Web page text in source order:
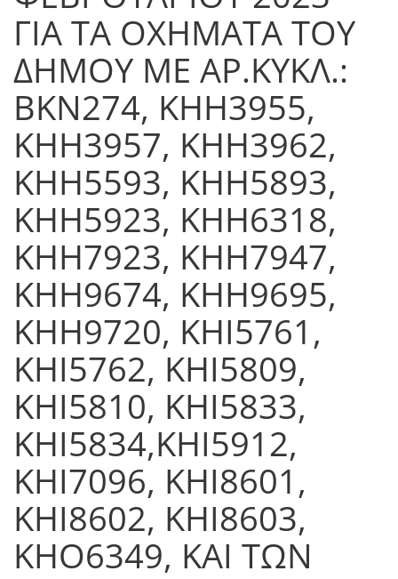
ΓΙΑ ΤΑ ΟΧΗΜΑΤΑ ΤΟΥ
ΔΗΜΟΥ ΜΕ ΑΡ.ΚΥΚΛ.:
ΒΚΝ274, ΚΗΗ3955,
ΚΗΗ3957, ΚΗΗ3962,
ΚΗΗ5593, ΚΗΗ5893,
ΚΗΗ5923, ΚΗΗ6318,
ΚΗΗ7923, ΚΗΗ7947,
ΚΗΗ9674, ΚΗΗ9695,
ΚΗΗ9720, ΚΗΙ5761,
ΚΗΙ5762, ΚΗΙ5809,
ΚΗΙ5810, ΚΗΙ5833,
ΚΗΙ5834,ΚΗΙ5912,
ΚΗΙ7096, ΚΗΙ8601,
ΚΗΙ8602, ΚΗΙ8603,
ΚΗΟ6349, ΚΑΙ ΤΩΝ